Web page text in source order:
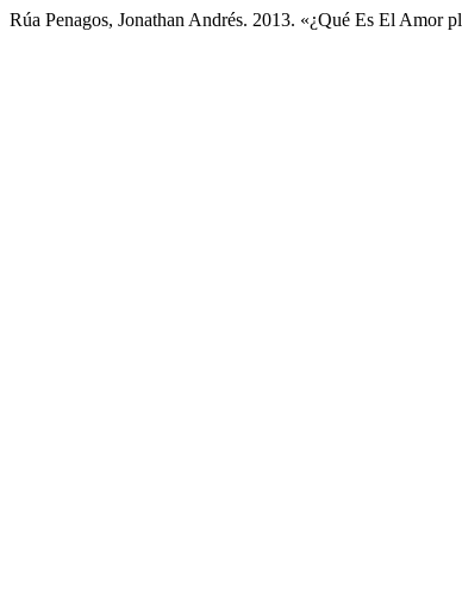
Rúa Penagos, Jonathan Andrés. 2013. «¿Qué Es El